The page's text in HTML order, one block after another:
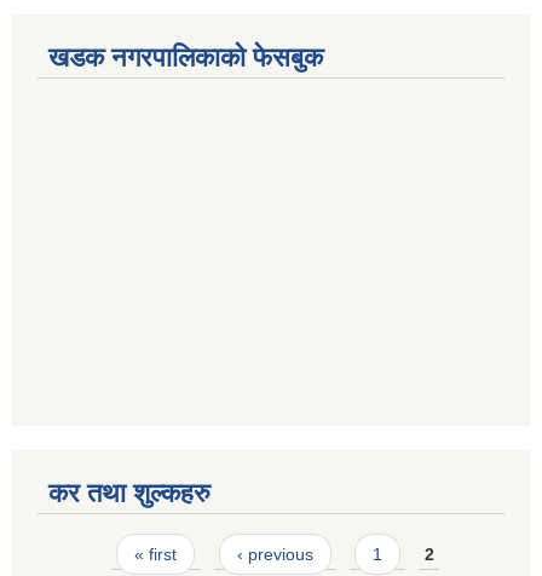
खडक नगरपालिकाको फेसबुक
कर तथा शुल्कहरु
Pages« first ‹ previous 1 2